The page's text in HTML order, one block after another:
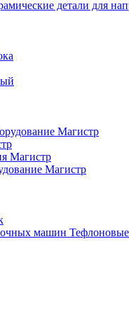
детали для
Магистр
Магистр
Магистр